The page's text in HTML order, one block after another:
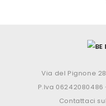
Via del Pignone
P.Iva 06242080486
Contattaci